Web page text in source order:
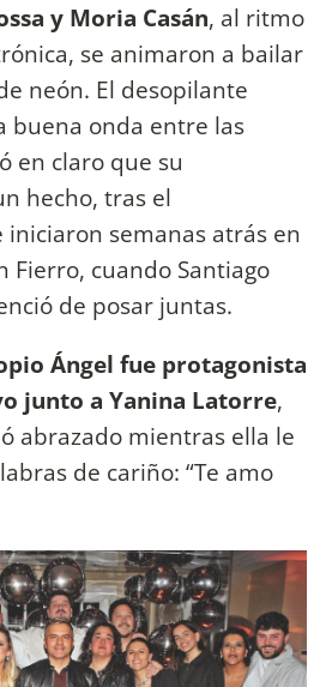
y Moria Casán, al ritmo
se animaron a bailar
neón. El desopilante
buena onda entre las
en claro que su
hecho, tras el
semanas atrás en
Fierro, cuando Santiago
de posar juntas.
Ángel fue protagonista
junto a Yanina Latorre,
abrazado mientras ella le
de cariño: “Te amo